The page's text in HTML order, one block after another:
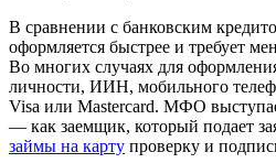
В сравнении с банковским
оформляется быстрее и требует
Во многих случаях для
личности, ИИН, мобильного
Visa или Mastercard. МФО
— как заемщик, который подает
займы на карту проверку и